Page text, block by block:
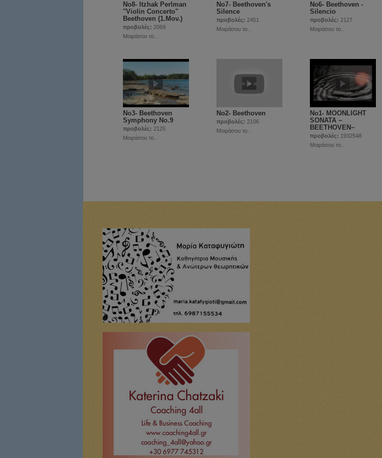
Νο8- Itzhak Perlman
"Violin Concerto"
Beethoven (1.Mov.)
προβολές: 2069
Μοιράσου το..
Νο7- Beethoven's
Silence
προβολές: 2451
Μοιράσου το..
Νο6- Beethoven -
Silencio
προβολές: 2127
Μοιράσου το..
Νο3- Beethoven
Symphony No.9
προβολές: 2125
Μοιράσου το..
Νο2- Beethoven
προβολές: 2106
Μοιράσου το..
Νο1- MOONLIGHT
SONATA ~
BEETHOVEN~
προβολές: 1932548
Μοιράσου το..